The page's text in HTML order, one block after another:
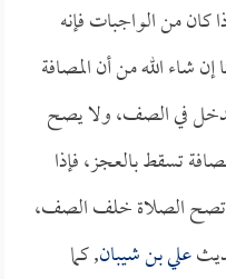
كان من الواجبات فإنه
شاء الله من أن المصافة
في الصف، ولا يصح
تسقط بالعجز، فإذا
الصلاة خلف الصف،
علي بن شيبان, كما